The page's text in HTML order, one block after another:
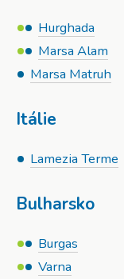
Hurghada
Marsa Alam
Marsa Matruh
Itálie
Lamezia Terme
Bulharsko
Burgas
Varna